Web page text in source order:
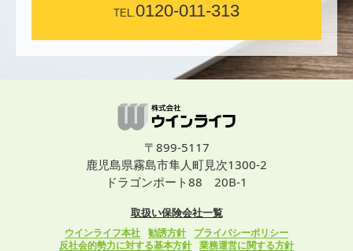
TEL.0120-011-313
〒899-5117
鹿児島県霧島市隼人町見次1300-2
ドラゴンポート88 20B-1
取扱い保険会社一覧
ウインライフ本社 勧誘方針
プライバシーポリシー
反社会的勢力に対する基本方針 業務運営に関する方針